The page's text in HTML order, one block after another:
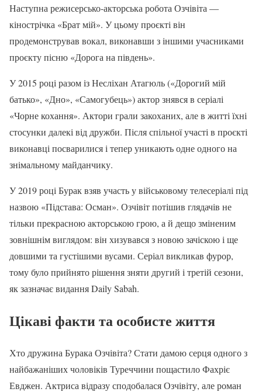
Наступна режисерсько-акторська робота Озчівіта —
кінострічка «Брат мій». У цьому проєкті він
продемонстрував вокал, виконавши з іншими учасниками
проєкту пісню «Дорога на південь».
У 2015 році разом із Несліхан Атагюль («Дорогий мій
батько», «Дно», «Самогубець») актор знявся в серіалі
«Чорне кохання». Актори грали закоханих, але в житті їхні
стосунки далекі від дружби. Після спільної участі в проєкті
виконавці посварилися і тепер уникають одне одного на
знімальному майданчику.
У 2019 році Бурак взяв участь у військовому телесеріалі під
назвою «Підстава: Осман». Озчівіт потішив глядачів не
тільки прекрасною акторською грою, а й дещо зміненим
зовнішнім виглядом: він хизувався з новою зачіскою і ще
довшими та густішими вусами. Серіал викликав фурор,
тому було прийнято рішення зняти другий і третій сезони,
як зазначає видання Daily Sabah.
Цікаві факти та особисте життя
Хто дружина Бурака Озчівіта? Стати дамою серця одного з
найбажаніших чоловіків Туреччини пощастило Фахріє
Евджен. Актриса відразу сподобалася Озчівіту, але роман